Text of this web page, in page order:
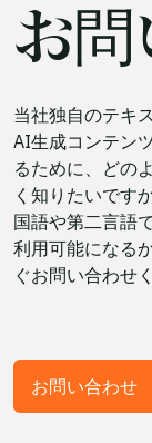
お問
当社独自のテキ
AI生成コンテン
るために、どの
く知りたいです
国語や第二言語
利用可能になる
ぐお問い合わせ
お問い合わせ